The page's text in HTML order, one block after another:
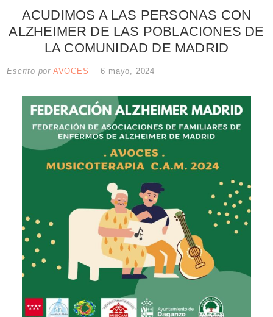
ACUDIMOS A LAS PERSONAS CON
ALZHEIMER DE LAS POBLACIONES DE
LA COMUNIDAD DE MADRID
Escrito por AVOCES 6 mayo, 2024